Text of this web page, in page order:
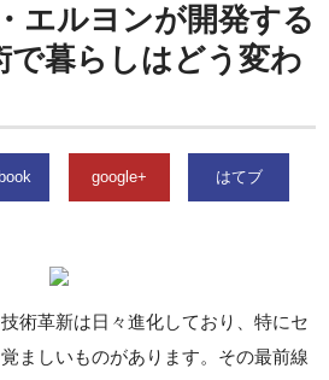
エルヨンが開発する
で暮らしはどう変わ
google+ はてブ
術革新は日々進化しており、特にセ
ましいものがあります。その最前線